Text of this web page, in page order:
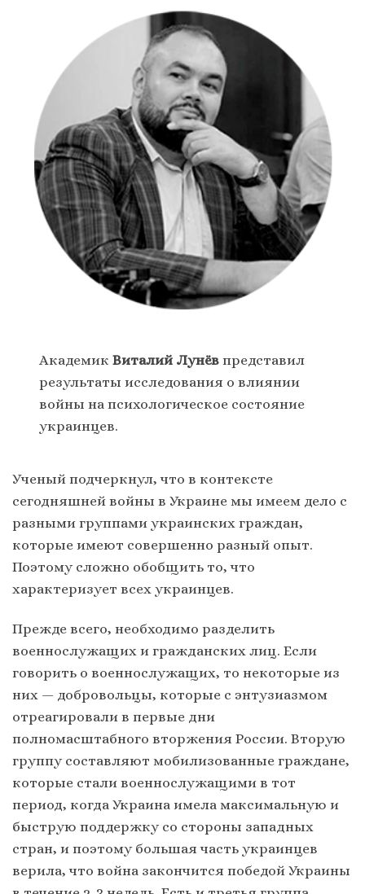
АкадемикВиталий Лунёв представил
результаты исследования о влиянии
войны на психологическое состояние
украинцев.
Ученый подчеркнул, что в контексте
сегодняшней войны в Украине мы имеем дело с
разными группами украинских граждан,
которые имеют совершенно разный опыт.
Поэтому сложно обобщить то, что
характеризует всех украинцев.
Прежде всего, необходимо разделить
военнослужащих и гражданских лиц. Если
говорить о военнослужащих, то некоторые из
них — добровольцы, которые с энтузиазмом
отреагировали в первые дни
полномасштабного вторжения России. Вторую
группу составляют мобилизованные граждане,
которые стали военнослужащими в тот
период, когда Украина имела максимальную и
быструю поддержку со стороны западных
стран, и поэтому большая часть украинцев
верила, что война закончится победой Украины